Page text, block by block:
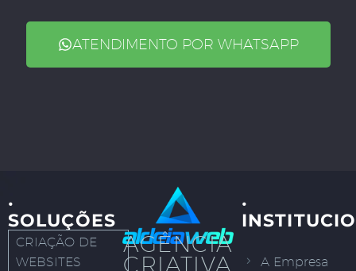
ATENDIMENTO POR WHATSAPP
·
SOLUÇÕES
CRIAÇÃO DE
WEBSITES
AGÊNCIA
CRIATIVA
·
A Empresa